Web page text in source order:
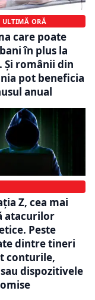
ULTIMĂ ORĂ
care poate
în plus la
Și românii din
pot beneficia
anual
Z, cea mai
atacurilor
Peste
dintre tineri
conturile,
dispozitivele